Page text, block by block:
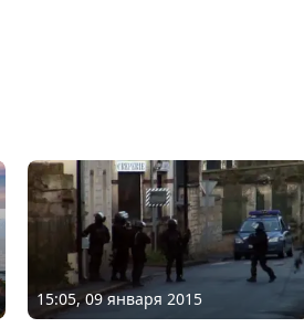
15:05, 09 января 2015